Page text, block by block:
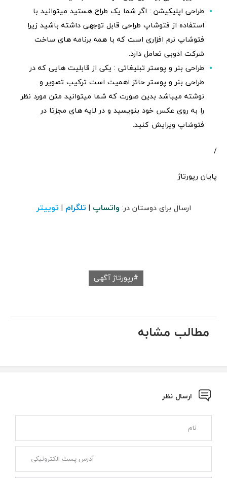
طراحی اپلیکیشن : اگر شما یک طراح هستید میتوانید با
استفاده از فتوشاپ طراحی قابل توجهی داشته باشید زیرا
فتوشاپ نرم افزاری است که با همه برنامه های ساخت
شرکت ادوبی تعامل دارد.
طراحی بنر و پوستر تبلیغاتی : یکی از قابلیت هایی که در
طراحی بنر و پوستر حائز اهمیت است ترکیب تصویر و
نوشته میباشد بدین صورت که شما میتوانید متن مورد نظر
را به روی عکس خود بنویسید و در لایه های مجزتا در
فتوشاپ ویرایش کنید.
/
پایان رپورتاژ
ارسال برای دوستان در: واتساپ | تلگرام | توییتر
رپورتاژ آگهی
مطالب مشابه
ارسال نظر